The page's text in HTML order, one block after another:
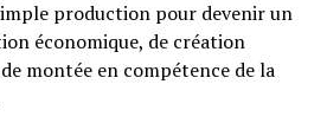
production pour devenir un
économique, de création
montée en compétence de la